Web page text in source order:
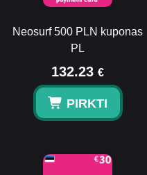
Neosurf 500 PLN kuponas
PL
132.23 €
PIRKTI